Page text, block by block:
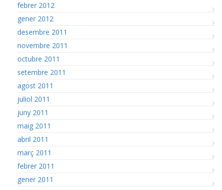
febrer 2012
gener 2012
desembre 2011
novembre 2011
octubre 2011
setembre 2011
agost 2011
juliol 2011
juny 2011
maig 2011
abril 2011
març 2011
febrer 2011
gener 2011